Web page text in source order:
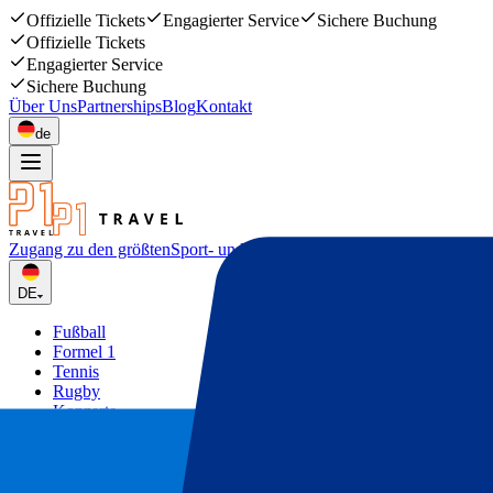
Offizielle Tickets Engagierter Service
Sichere Buchung
Offizielle Tickets
Engagierter Service
Sichere Buchung
Über UnsPartnershipsBlogKontakt
de
Zugang zu den größtenSport- und Musikevents
DE
Fußball
Formel 1
Tennis
Rugby
Konzerte